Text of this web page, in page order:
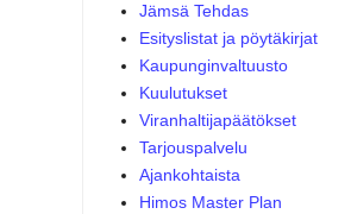
Jämsä Tehdas
Esityslistat ja pöytäkirjat
Kaupunginvaltuusto
Kuulutukset
Viranhaltijapäätökset
Tarjouspalvelu
Ajankohtaista
Himos Master Plan